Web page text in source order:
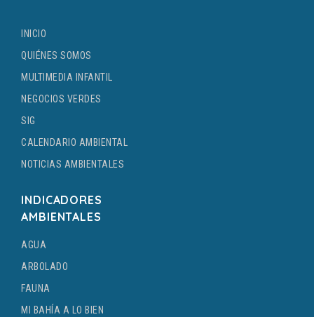
INICIO
QUIÉNES SOMOS
MULTIMEDIA INFANTIL
NEGOCIOS VERDES
SIG
CALENDARIO AMBIENTAL
NOTICIAS AMBIENTALES
INDICADORES
AMBIENTALES
AGUA
ARBOLADO
FAUNA
MI BAHÍA A LO BIEN